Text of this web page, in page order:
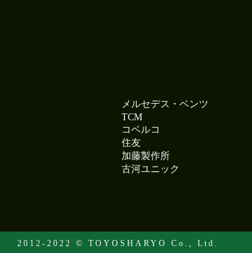
メルセデス・ベンツ
TCM
コベルコ
住友
加藤製作所
古河ユニック
2012-2022 © TOYOSHARYO Co., Ltd.